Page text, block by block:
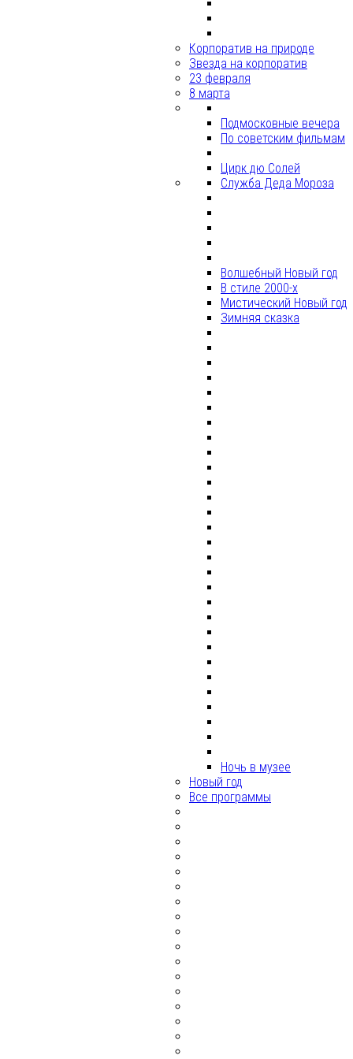
Корпоратив на природе
Звезда на корпоратив
23 февраля
8 марта
Подмосковные вечера
По советским фильмам
Цирк дю Солей
Служба Деда Мороза
Волшебный Новый год
В стиле 2000-х
Мистический Новый год
Зимняя сказка
Ночь в музее
Новый год
Все программы